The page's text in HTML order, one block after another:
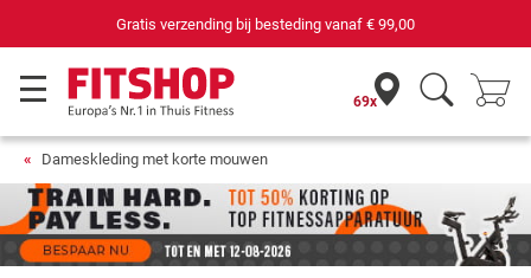
Gratis verzending bij besteding vanaf € 99,00
69x
Dameskleding met korte mouwen